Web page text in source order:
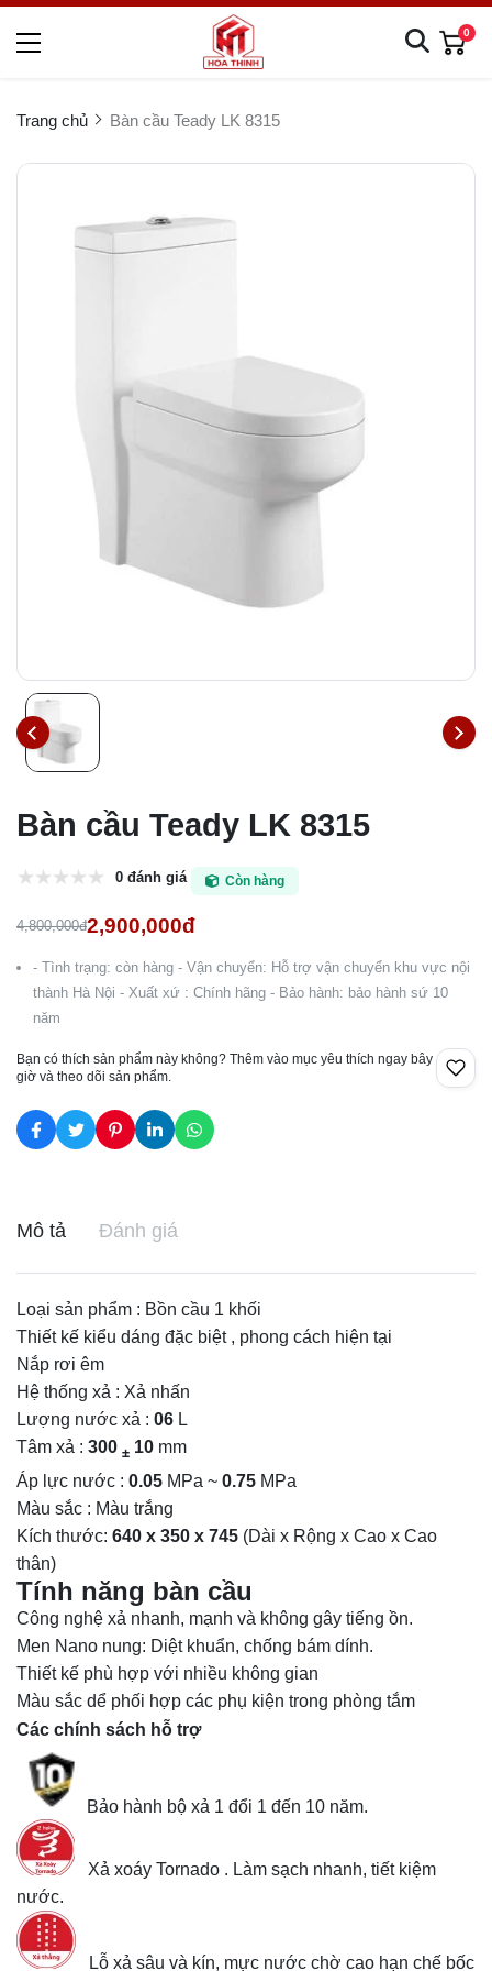
0
Trang chủ Bàn cầu Teady LK 8315
Bàn cầu Teady LK 8315
0 đánh giá Còn hàng
4,800,000đ2,900,000đ
- Tình trạng: còn hàng - Vận chuyển: Hỗ trợ vận chuyển khu vực nội
thành Hà Nội - Xuất xứ : Chính hãng - Bảo hành: bảo hành sứ 10
năm
Bạn có thích sản phẩm này không? Thêm vào mục yêu thích ngay bây
giờ và theo dõi sản phẩm.
Mô tả Đánh giá
Loại sản phẩm : Bồn cầu 1 khối
Thiết kế kiểu dáng đặc biệt , phong cách hiện tại
Nắp rơi êm
Hệ thống xả : Xả nhấn
Lượng nước xả : 06 L
Tâm xả : 300 ± 10 mm
Áp lực nước : 0.05 MPa ~ 0.75 MPa
Màu sắc : Màu trắng
Kích thước: 640 x 350 x 745 (Dài x Rộng x Cao x Cao
thân)
Tính năng bàn cầu
Công nghệ xả nhanh, mạnh và không gây tiếng ồn.
Men Nano nung: Diệt khuẩn, chống bám dính.
Thiết kế phù hợp với nhiều không gian
Màu sắc dể phối hợp các phụ kiện trong phòng tắm
Các chính sách hỗ trợ
Bảo hành bộ xả 1 đổi 1 đến 10 năm.
Xả xoáy Tornado . Làm sạch nhanh, tiết kiệm
nước.
Lỗ xả sâu và kín, mực nước chờ cao hạn chế bốc